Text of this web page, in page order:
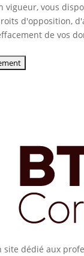
vigueur, vous
d'opposition,
de vos
site dédié aux